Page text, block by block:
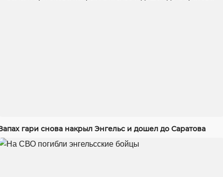
гари снова накрыл Энгельс и дошел до Саратова